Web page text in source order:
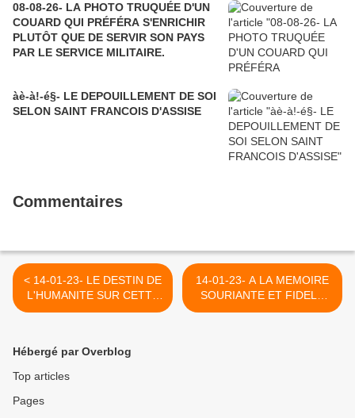
08-08-26- LA PHOTO TRUQUÉE D'UN
COUARD QUI PRÉFÉRA S'ENRICHIR
PLUTÔT QUE DE SERVIR SON PAYS
PAR LE SERVICE MILITAIRE.
àè-à!-é§- LE DEPOUILLEMENT DE SOI
SELON SAINT FRANCOIS D'ASSISE
Commentaires
< 14-01-23- LE DESTIN DE
L'HUMANITE SUR CETTE
TERRE (OSCAR FORTIN
14-01-23- A LA MEMOIRE
SOURIANTE ET FIDELE
DU RABBIN JOSY
Hébergé par Overblog
Top articles
Pages